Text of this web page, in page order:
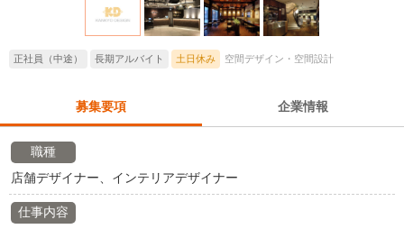
正社員（中途） 長期アルバイト 土日休み 空間デザイン・空間設計
募集要項 企業情報
職種
店舗デザイナー、インテリアデザイナー
仕事内容